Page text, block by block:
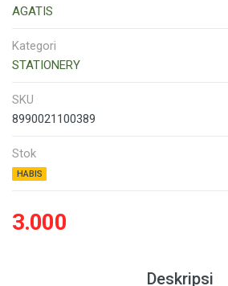
AGATIS
Kategori
STATIONERY
SKU
8990021100389
Stok
HABIS
3.000
Deskripsi